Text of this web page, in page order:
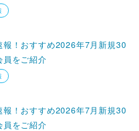
報！おすすめ2026年7月新規30
員をご紹介
報！おすすめ2026年7月新規30
員をご紹介